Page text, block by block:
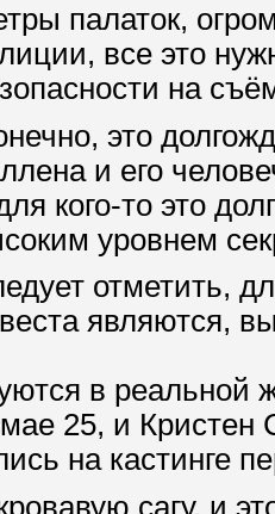
палаток,
все это
на
это
и его
кого-то это
уровнем
отметить,
являются,
в реальной
25, и Кристен
на кастинге
сагу, и